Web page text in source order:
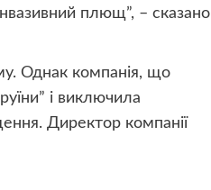
плющ”, – сказано
Однак компанія, що
і виключила
Директор компанії